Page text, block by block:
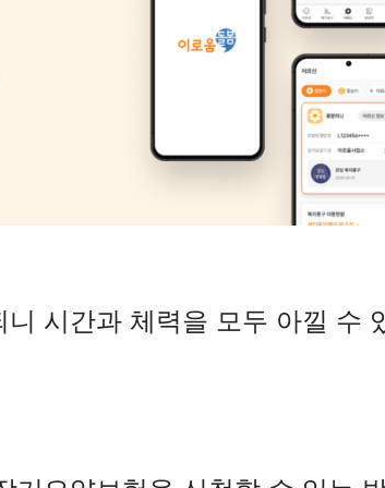
시간과 체력을 모두 아낄 수